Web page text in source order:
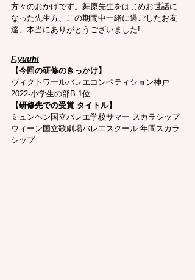
方々のおかげです。舞原先生をはじめお世話に
なった先生方、この期間中一緒に過ごしたお友
達、本当にありがとうございました!
F.yuuhi
【今回の研修のきっかけ】
ヴィクトワールバレエコンペティション神戸
2022-小学生の部B 1位
【研修先での受賞 タイトル】
ミュンヘン国立バレエ学校サマー スカラシップ
ウィーン国立歌劇場バレエスクール 年間スカラ
シップ